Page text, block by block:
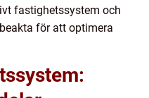
fastighetssystem och
för att optimera